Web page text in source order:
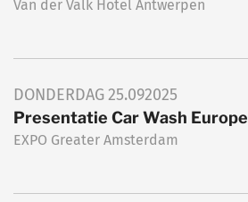
Van der Valk Hotel Antwerpen
DONDERDAG25.092025
Presentatie Car Wash Europe
EXPO Greater Amsterdam